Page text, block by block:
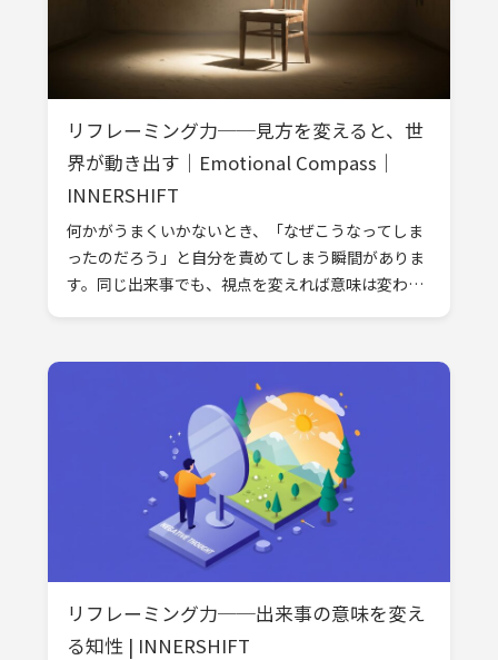
リフレーミング力──見方を変えると、世
界が動き出す｜Emotional Compass｜
INNERSHIFT
何かがうまくいかないとき、「なぜこうなってしま
ったのだろう」と自分を責めてしまう瞬間がありま
す。同じ出来事でも、視点を変えれば意味は変わり
リフレーミング力──出来事の意味を変え
る知性 | INNERSHIFT